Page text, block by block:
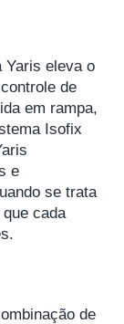
Yaris eleva o
de
em rampa,
Isofix
e
se trata
cada
de